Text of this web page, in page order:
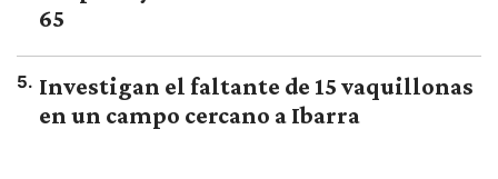
65
5. Investigan el faltante de 15 vaquillonas
en un campo cercano a Ibarra